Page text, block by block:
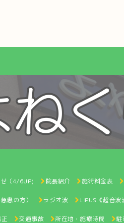
（4/6UP) 院長紹介 施術料金表
患の方） ラジオ波 LIPUS《超音波
交通事故 所在地・施療時間 駐